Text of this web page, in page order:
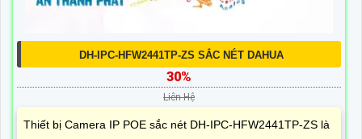
DH-IPC-HFW2441TP-ZS SẮC NÉT DAHUA
30%
Liên Hệ
Thiết bị Camera IP POE sắc nét DH-IPC-HFW2441TP-ZS là